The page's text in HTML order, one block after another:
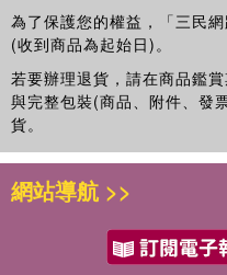
為了保護您的權益，「三民網
(收到商品為起始日)。
若要辦理退貨，請在商品鑑
與完整包裝(商品、附件、發
貨。
網站導航 >>